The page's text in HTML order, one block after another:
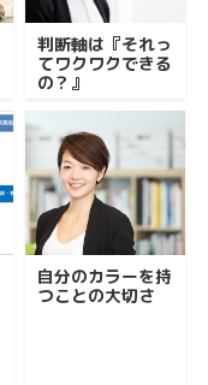
判断軸は『それっ
てワクワクできる
の？』
自分のカラーを持
つことの大切さ